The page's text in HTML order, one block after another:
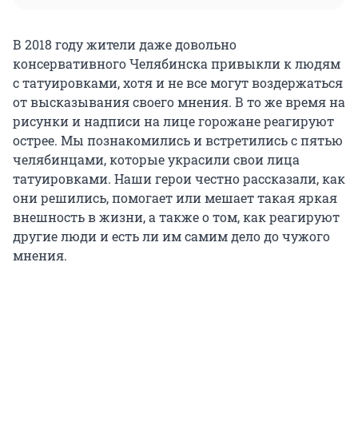
В 2018 году жители даже довольно
консервативного Челябинска привыкли к людям
с татуировками, хотя и не все могут воздержаться
от высказывания своего мнения. В то же время на
рисунки и надписи на лице горожане реагируют
острее. Мы познакомились и встретились с пятью
челябинцами, которые украсили свои лица
татуировками. Наши герои честно рассказали, как
они решились, помогает или мешает такая яркая
внешность в жизни, а также о том, как реагируют
другие люди и есть ли им самим дело до чужого
мнения.